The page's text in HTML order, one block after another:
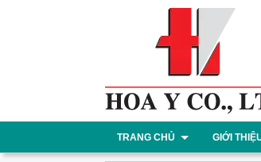
TRANG CHỦ GIỚI